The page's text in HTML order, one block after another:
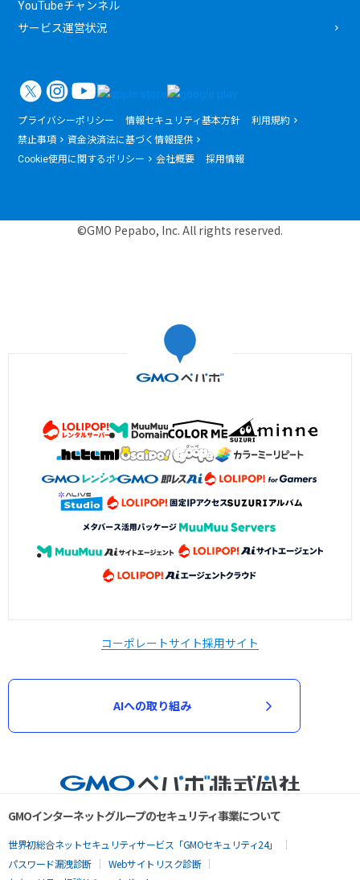
YouTubeチャンネル
サービス運営状況
プライバシーポリシー 情報セキュリティ基本方針
利用規約
禁止事項
資金決済法に基づく情報提供
Cookie使用に関するポリシー
会社概要 採用情報
©GMO Pepabo, Inc. All rights reserved.
コーポレートサイト採用サイト
AIへの取り組み
GMOインターネットグループのセキュリティ事業について
世界初総合ネットセキュリティサービス「GMOセキュリティ24」
パスワード漏洩診断
Webサイトリスク診断